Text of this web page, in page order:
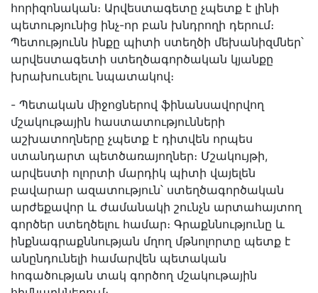
հորիզոնական։ Արվեստագետը չպետք է լինի
պետությունից ինչ-որ բան խնդրողի դերում։
Պետությունն ինքը պիտի ստեղծի մեխանիզմներ՝
արվեստագետի ստեղծագործական կյանքը
խրախուսելու նպատակով։
- Պետական միջոցներով ֆինանսավորվող
մշակութային հաստատությունների
աշխատողները չպետք է դիտվեն որպես
ստանդարտ պետծառայողներ։ Մշակույթի,
արվեստի ոլորտի մարդիկ պիտի վայելեն
բավարար ազատություն՝ ստեղծագործական
արժեքավոր և ժամանակի շունչն արտահայտող
գործեր ստեղծելու համար։ Գրաքննությունը և
ինքնագրաքննության մղող մթնոլորտը պետք է
անընդունելի համարվեն պետական
հոգածության տակ գործող մշակութային